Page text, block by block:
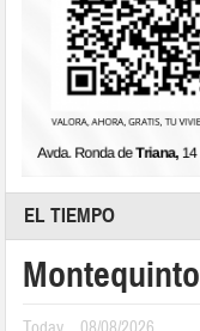
EL TIEMPO
Montequinto